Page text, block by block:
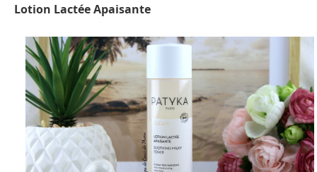
Lotion Lactée Apaisante